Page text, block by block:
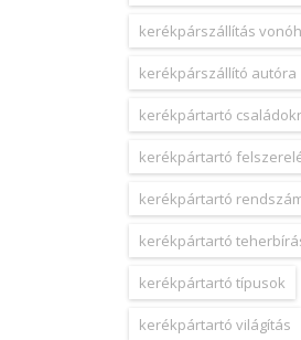
kerékpárszállítás
kerékpárszállító autóra
kerékpártartó
kerékpártartó
kerékpártartó
kerékpártartó
kerékpártartó típusok
kerékpártartó világítás